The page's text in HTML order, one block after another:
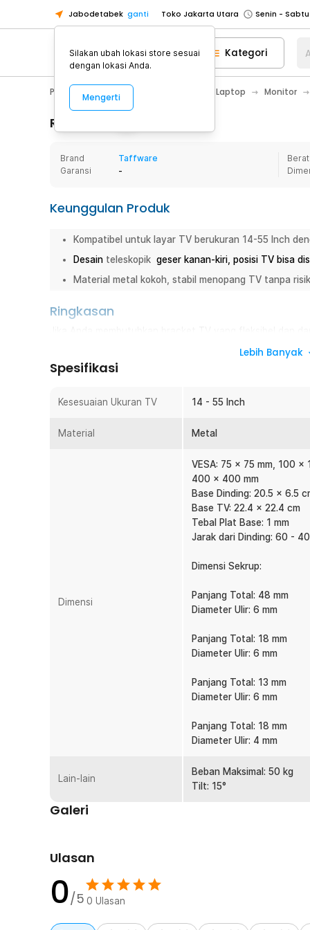
Jabodetabek ganti Toko Jakarta Utara
Toko Tangerang
Toko Cikupa
Pick n Go Jakarta Barat
Senin -
Pick n Go Bekasi
Senin - Jumat
Senin - Jumat
Senin -
Senin -
Toko Tangerang
Pick n Go Jakarta Barat
Senin -
Pick n Go Bekasi
Senin - Jumat
Pick n Go Depok
Senin - Jumat
Kategori
PC & Laptop Aksesoris Komputer & Laptop Monitor
Rincian Produk
Brand
Taffware
Garansi
-
Keunggulan Produk
Kompatibel untuk layar TV berukuran 14-55 Inch
Desain teleskopik geser kanan-kiri, posisi TV bisa
Material metal kokoh, stabil menopang TV tanpa
Ringkasan
layar datar berukuran 14-55 Inch. Terbuat dari material
beban TV dengan aman. Dengan fitur pengaturan sudut
Bracket ini mendukung TV dan monitor berukuran 14
khawatir mengenai kesesuaian perangkat. Desain
dengan berbagai merek dan model.
Bracket TV ini dirancang sesuai dengan standar VESA,
berbagai merek TV dan monitor. Bracket ini memiliki
Untuk memberikan kemudahan saat menonton,
memungkinkan penyangga dapat digeser dan
Terbuat dari metal berkualitas tinggi, bracket ini
TV dengan lebih nyaman dan tenang.
Rincian yang Anda dapatkan untuk pembelian produk ini:
4 x VESA Extender
Lebih Banyak
Spesifikasi
Kesesuaian Ukuran TV 14 - 55 Inch
Material Metal
Dimensi
VESA: 75 x 75 mm, 100 x
400 x 400 mm
Base Dinding: 20.5 x 6.5
Base TV: 22.4 x 22.4 cm
Tebal Plat Base: 1 mm
Jarak dari Dinding: 60 -
Dimensi Sekrup:
Panjang Total: 48 mm
Diameter Ulir: 6 mm
Panjang Total: 18 mm
Diameter Ulir: 6 mm
Panjang Total: 13 mm
Diameter Ulir: 6 mm
Panjang Total: 18 mm
Diameter Ulir: 4 mm
Lain-lain
Beban Maksimal: 50 kg
Tilt: 15°
Galeri
Ulasan
0/5 0 Ulasan
Silakan ubah lokasi store sesuai
dengan lokasi Anda.
Mengerti